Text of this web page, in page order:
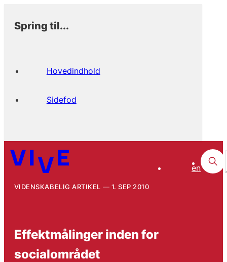
Spring til...
Hovedindhold
Sidefod
en
VIDENSKABELIG ARTIKEL 1. SEP 2010
Effektmålinger inden for
socialområdet